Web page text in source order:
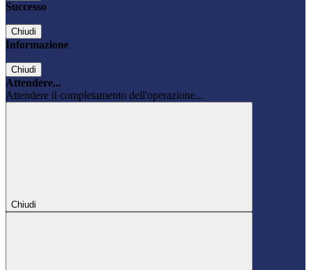
Successo
Chiudi
Informazione
Chiudi
Attendere...
Attendere il completamento dell'operazione...
Chiudi